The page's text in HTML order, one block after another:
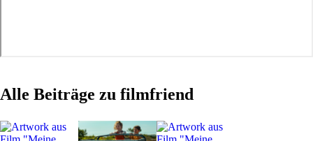
Alle Beiträge zu filmfriend